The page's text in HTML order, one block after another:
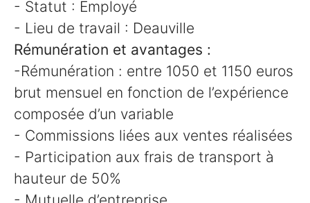
- Statut : Employé
- Lieu de travail : Deauville
Rémunération et avantages :
-Rémunération : entre 1050 et 1150 euros
brut mensuel en fonction de l’expérience
composée d’un variable
- Commissions liées aux ventes réalisées
- Participation aux frais de transport à
hauteur de 50%